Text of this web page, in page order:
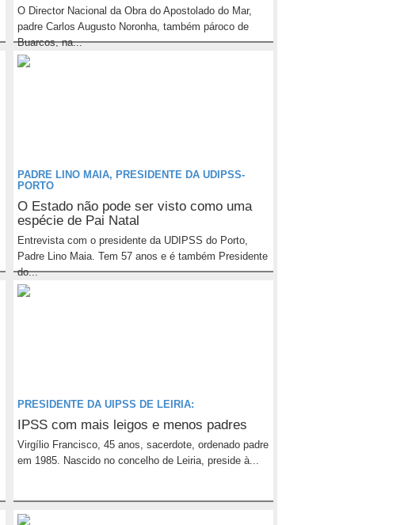
O Director Nacional da Obra do Apostolado do Mar,
padre Carlos Augusto Noronha, também pároco de
Buarcos, na...
PADRE LINO MAIA, PRESIDENTE DA UDIPSS-
PORTO
O Estado não pode ser visto como uma
espécie de Pai Natal
Entrevista com o presidente da UDIPSS do Porto,
Padre Lino Maia. Tem 57 anos e é também Presidente
do...
PRESIDENTE DA UIPSS DE LEIRIA:
IPSS com mais leigos e menos padres
Virgílio Francisco, 45 anos, sacerdote, ordenado padre
em 1985. Nascido no concelho de Leiria, preside à...